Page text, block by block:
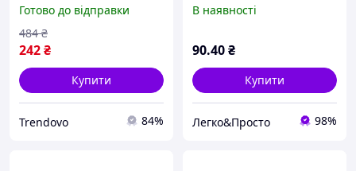
та заміни в
електроінструментах
Готово до відправки
242₴
484 ₴
Купити
Trendovo 84%
Ferm 125 мм, запчастина
В наявності
90.40₴
Купити
Легко&Просто 98%